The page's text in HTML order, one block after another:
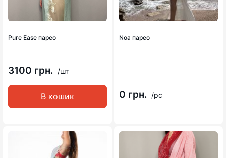
Pure Ease парео
3100 грн. /шт
В кошик
Noa парео
0 грн. /pc